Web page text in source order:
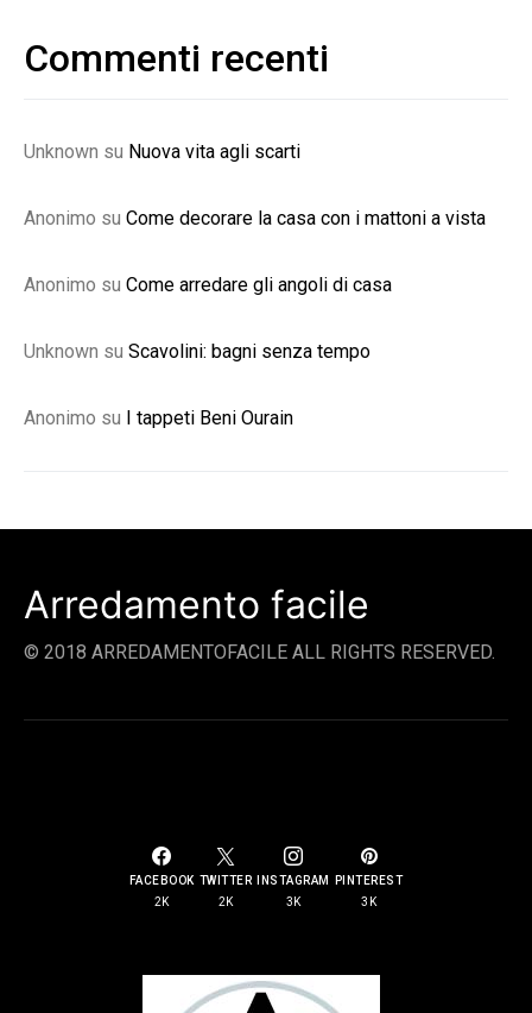
Commenti recenti
Unknown su Nuova vita agli scarti
Anonimo su Come decorare la casa con i mattoni a vista
Anonimo su Come arredare gli angoli di casa
Unknown su Scavolini: bagni senza tempo
Anonimo su I tappeti Beni Ourain
Arredamento facile
© 2018 ARREDAMENTOFACILE ALL RIGHTS RESERVED.
FACEBOOK
2K
TWITTER
2K
INSTAGRAM
3K
PINTEREST
3K